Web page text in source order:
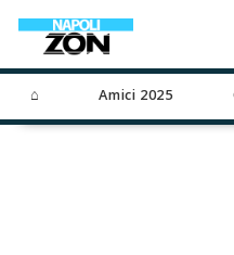
⌂ Amici 2025